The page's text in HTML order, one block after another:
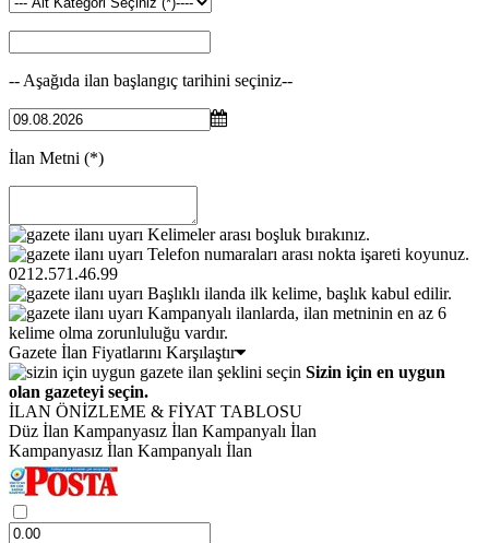
-- Aşağıda ilan başlangıç tarihini seçiniz--
İlan Metni (*)
Kelimeler arası boşluk bırakınız.
Telefon numaraları arası nokta işareti koyunuz.
0212.571.46.99
Başlıklı ilanda ilk kelime, başlık kabul edilir.
Kampanyalı ilanlarda, ilan metninin en az 6
kelime olma zorunluluğu vardır.
Gazete İlan Fiyatlarını Karşılaştır
Sizin için en uygun
olan gazeteyi seçin.
İLAN ÖNİZLEME & FİYAT TABLOSU
Düz İlan Kampanyasız İlan Kampanyalı İlan
Kampanyasız İlan Kampanyalı İlan